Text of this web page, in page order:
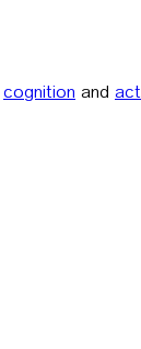
cognition and